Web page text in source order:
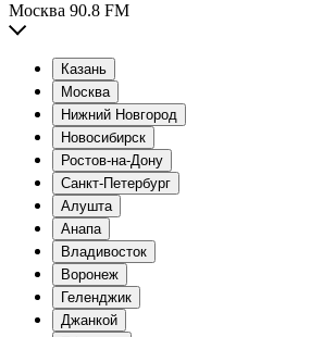
Москва 90.8 FM
Казань
Москва
Нижний Новгород
Новосибирск
Ростов-на-Дону
Санкт-Петербург
Алушта
Анапа
Владивосток
Воронеж
Геленджик
Джанкой